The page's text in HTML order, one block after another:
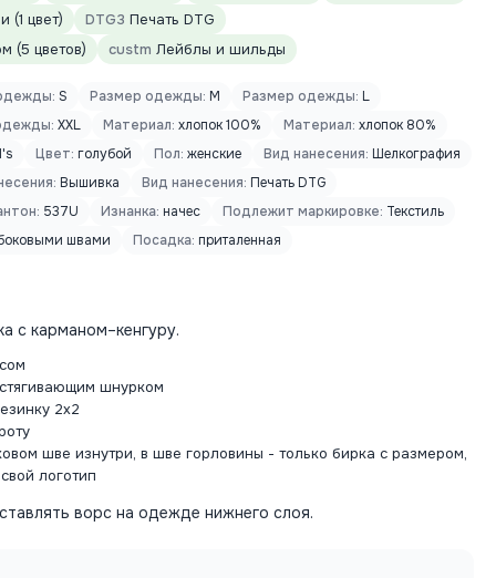
(1 цвет)
DTG3 Печать DTG
(5 цветов)
custm Лейблы и шильды
S Размер одежды: M Размер одежды: L
XXL Материал: хлопок 100% Материал: хлопок 80%
Цвет: голубой Пол: женские Вид нанесения: Шелкография
Вышивка Вид нанесения: Печать DTG
537U Изнанка: начес Подлежит маркировке: Текстиль
швами
Посадка: приталенная
с карманом–кенгуру.
шнурком
2х2
шве изнутри, в шве горловины - только бирка с размером,
логотип
ворс на одежде нижнего слоя.